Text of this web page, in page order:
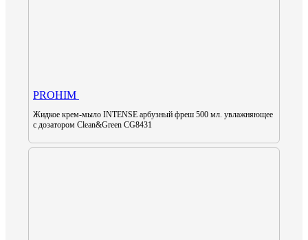
PROHIM
Жидкое крем-мыло INTENSE арбузный фреш 500 мл. увлажняющее
с дозатором Clean&Green CG8431